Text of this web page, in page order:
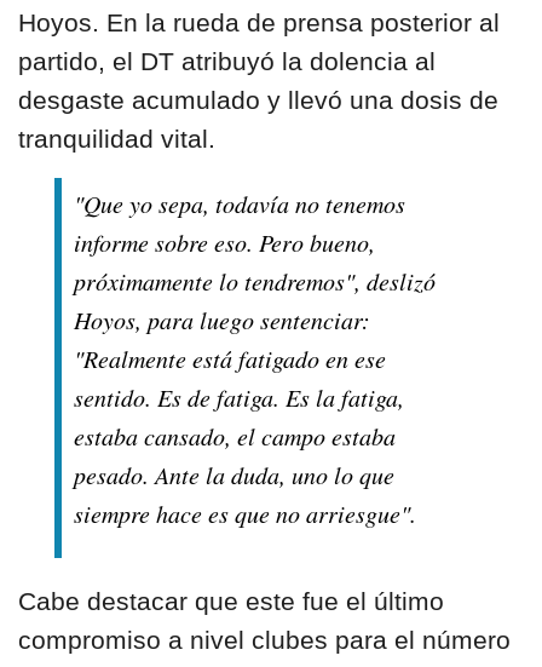
Hoyos. En la rueda de prensa posterior al
partido, el DT atribuyó la dolencia al
desgaste acumulado y llevó una dosis de
tranquilidad vital.
"Que yo sepa, todavía no tenemos
informe sobre eso. Pero bueno,
próximamente lo tendremos", deslizó
Hoyos, para luego sentenciar:
"Realmente está fatigado en ese
sentido. Es de fatiga. Es la fatiga,
estaba cansado, el campo estaba
pesado. Ante la duda, uno lo que
siempre hace es que no arriesgue".
Cabe destacar que este fue el último
compromiso a nivel clubes para el número